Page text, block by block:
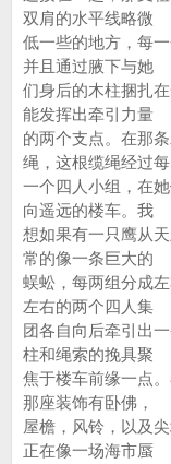
双肩的水平线略微
低一些的地方，每
并且通过腋下与她
们身后的木柱捆扎
能发挥出牵引力量
的两个支点。在那
绳，这根缆绳经过每
一个四人小组，在
向遥远的楼车。我
想如果有一只鹰从
常的像一条巨大的
蜈蚣，每两组分成
左右的两个四人集
团各自向后牵引出
柱和绳索的挽具聚
焦于楼车前缘一点
那座装饰有卧佛，
屋檐，风铃，以及
正在像一场海市蜃